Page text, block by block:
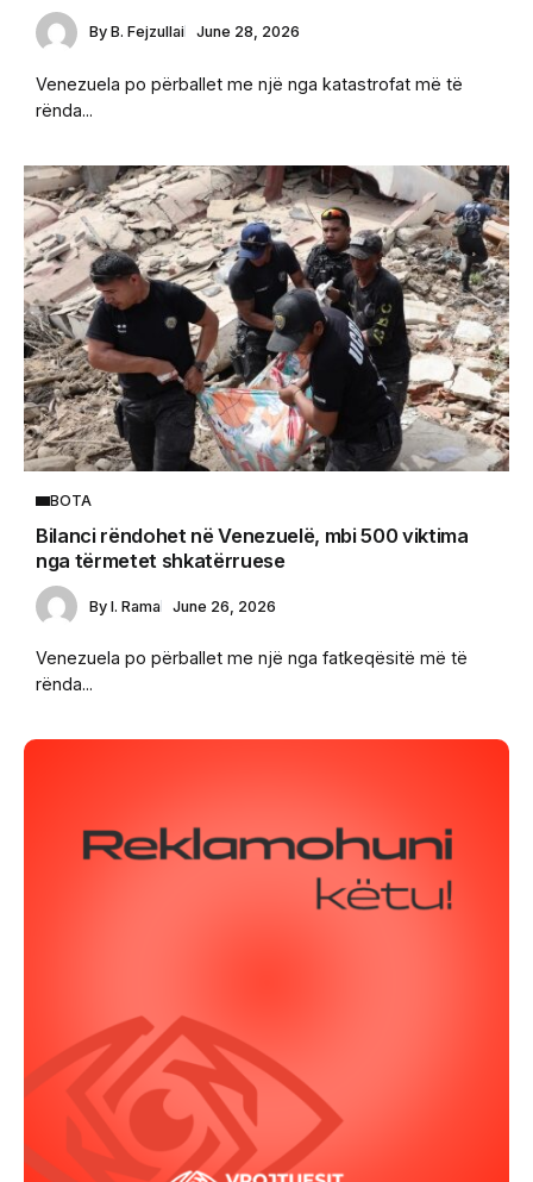
By B. Fejzullai June 28, 2026
Venezuela po përballet me një nga katastrofat më të
rënda...
BOTA
Bilanci rëndohet në Venezuelë, mbi 500 viktima
nga tërmetet shkatërruese
By I. Rama June 26, 2026
Venezuela po përballet me një nga fatkeqësitë më të
rënda...